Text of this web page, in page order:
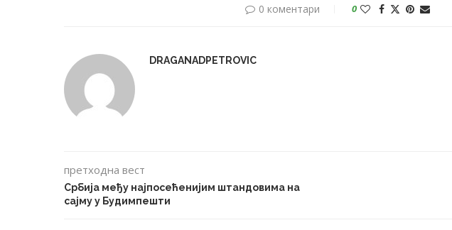
0 коментари 0
DRAGANADPETROVIC
претходна вест
Србија међу најпосећенијим штандовима на
сајму у Будимпешти